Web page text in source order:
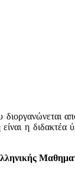
διοργανώνεται
η